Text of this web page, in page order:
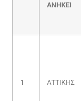
ΑΝΗΚΕΙ
1 ΑΤΤΙΚΗΣ